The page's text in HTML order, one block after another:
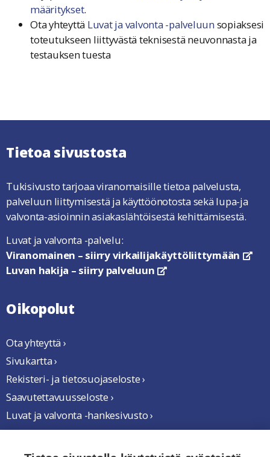
määritykset.
Ota yhteyttä Luvat ja valvonta -palveluunsopiaksesi
toteutukseen liittyvästä teknisestä neuvonnasta ja
testauksen tuesta
Tietoa sivustosta
Tukisivusto tarjoaa viranomaisille tietoa palvelusta,
palveluun liittymisestä ja käyttöönotosta sekä lupa-ja
valvonta-asioinnin asiakaslähtöisestä kehittämisestä.
Luvat ja valvonta -palvelu:
Viranomainen – siirry virkailijakäyttöliittymään
Luvan hakija – siirry palveluun linkki avautuu uuteen
Oikopolut
Ota yhteyttä ›
Sivukartta ›
Rekisteri- ja tietosuojaseloste ›
Saavutettavuusseloste ›
Luvat ja valvonta -hankesivusto ›